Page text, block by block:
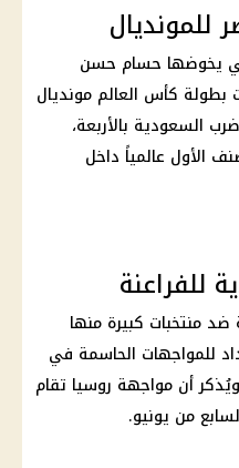
للمونديال
يخوضها حسام حسن
بطولة كأس العالم مونديال
في ضرب السعودية بالأربعة،
الأول عالمياً داخل
للفراعنة
منتخبات كبيرة منها
للمواجهات الحاسمة في
أن مواجهة روسيا تقام